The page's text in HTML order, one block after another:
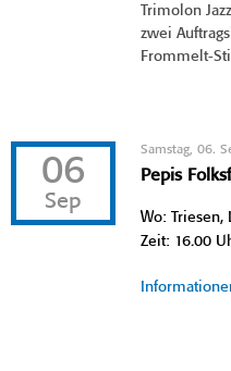
Trimolon
zwei
Frommelt-
06
Sep
Samstag, 06.
Pepis
Wo: Triesen,
Zeit: 16.00